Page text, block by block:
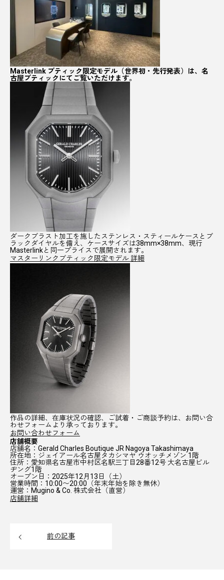
Masterlink ブティック限定モデル（世界初・先行発表）は、名
古屋ブティックにてご覧いただけます。
ダークブラスト加工を施したステンレス・スティールケースとブ
ラックダイヤルを備え、 ケースサイズは38mm×38mm、 現行
Masterlinkと同一プライスで展開されます。
マスターリンクブティック限定モデル 詳細
作品の詳細、在庫状況の確認、ご試着・ご商談予約は、お問い合
わせフォームより承っております。
お問い合わせフォーム
店舗概要
店舗名 ：Gerald Charles Boutique JR Nagoya Takashimaya
所在地 ：ジェイアール名古屋タカシマヤ ウオッチメゾン 1階
住所 ：愛知県名古屋市中村区名駅三丁目28番12号 大名古屋ビル
ヂング1階
オープン日 ：2025年12月13日（土）
営業時間 ：10:00〜20:00（年末年始を除き無休）
運営 ：Mugino & Co. 株式会社（直営）
店舗詳細
前の記事